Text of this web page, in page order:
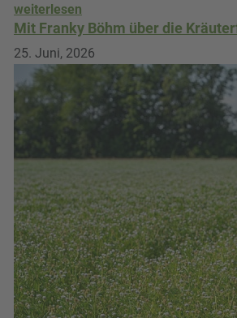
weiterlesen
Mit Franky Böhm über die
25. Juni, 2026